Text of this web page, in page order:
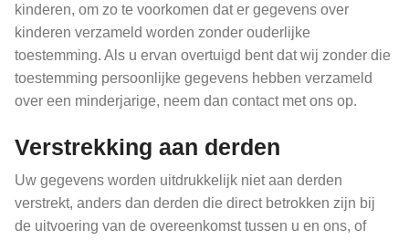
kinderen, om zo te voorkomen dat er gegevens over
kinderen verzameld worden zonder ouderlijke
toestemming. Als u ervan overtuigd bent dat wij zonder die
toestemming persoonlijke gegevens hebben verzameld
over een minderjarige, neem dan contact met ons op.
Verstrekking aan derden
Uw gegevens worden uitdrukkelijk niet aan derden
verstrekt, anders dan derden die direct betrokken zijn bij
de uitvoering van de overeenkomst tussen u en ons, of